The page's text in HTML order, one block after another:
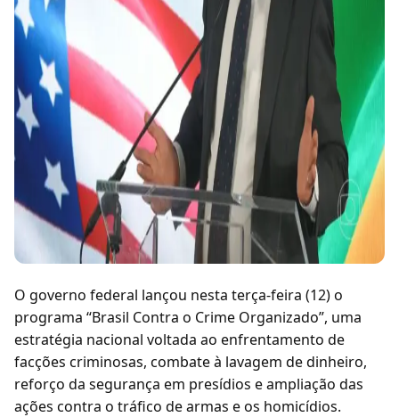
O governo federal lançou nesta terça-feira (12) o
programa “Brasil Contra o Crime Organizado”, uma
estratégia nacional voltada ao enfrentamento de
facções criminosas, combate à lavagem de dinheiro,
reforço da segurança em presídios e ampliação das
ações contra o tráfico de armas e os homicídios.